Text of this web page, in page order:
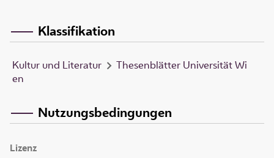
Klassifikation
Kultur und Literatur
Thesenblätter Universität Wi
en
Nutzungsbedingungen
Lizenz